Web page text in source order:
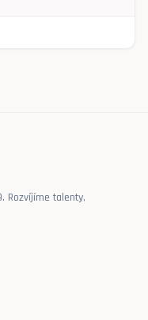
Rozvíjíme talenty,